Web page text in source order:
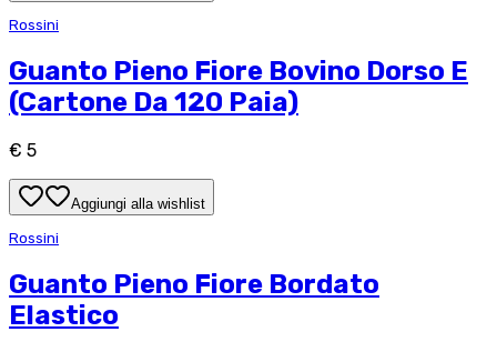
Rossini
Guanto Pieno Fiore Bovino Dorso E
(Cartone Da 120 Paia)
€ 5
Aggiungi alla wishlist
Rossini
Guanto Pieno Fiore Bordato
Elastico